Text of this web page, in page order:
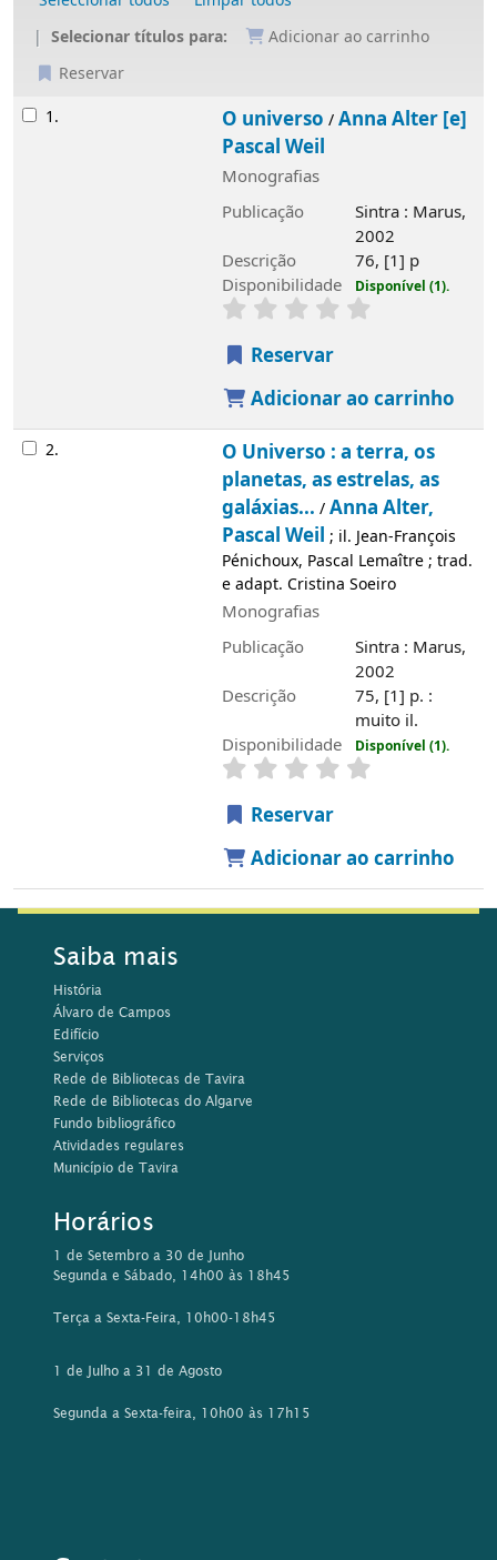
Selecionar títulos para:
Adicionar ao carrinho
Reservar
Resultados
1. O universo /Anna Alter [e]
Pascal Weil
Monografias
Publicação
Sintra : Marus,
2002
Descrição
76, [1] p
Disponibilidade
Disponível (1).
Reservar
Adicionar ao carrinho
2.
O Universo : a terra, os
planetas, as estrelas, as
galáxias... /Anna Alter,
Pascal Weil ; il. Jean-François
Pénichoux, Pascal Lemaître ; trad.
e adapt. Cristina Soeiro
Monografias
Publicação
Sintra : Marus,
2002
Descrição
75, [1] p. :
muito il.
Disponibilidade
Disponível (1).
Reservar
Adicionar ao carrinho
Saiba mais
História
Álvaro de Campos
Edifício
Serviços
Rede de Bibliotecas de Tavira
Rede de Bibliotecas do Algarve
Fundo bibliográfico
Atividades regulares
Município de Tavira
Horários
1 de Setembro a 30 de Junho
Segunda e Sábado, 14h00 às 18h45
Terça a Sexta-Feira, 10h00-18h45
1 de Julho a 31 de Agosto
Segunda a Sexta-feira, 10h00 às 17h15